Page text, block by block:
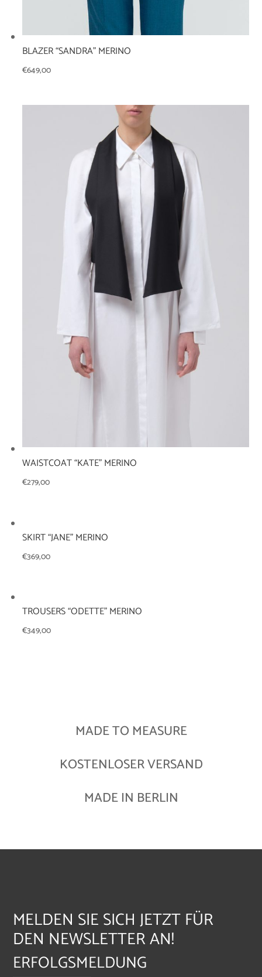
BLAZER “SANDRA” MERINO
€649,00
WAISTCOAT “KATE” MERINO
€279,00
SKIRT “JANE” MERINO
€369,00
TROUSERS “ODETTE” MERINO
€349,00
MADE TO MEASURE
KOSTENLOSER VERSAND
MADE IN BERLIN
MELDEN SIE SICH JETZT FÜR
DEN NEWSLETTER AN!
ERFOLGSMELDUNG